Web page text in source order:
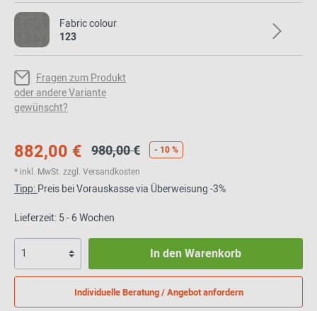
Fabric colour
123
Fragen zum Produkt
oder andere Variante
gewünscht?
882,00 € 980,00 €
- 10 %
* inkl. MwSt. zzgl. Versandkosten
Tipp:Preis bei Vorauskasse via Überweisung -3%
Lieferzeit: 5 - 6 Wochen
In den Warenkorb
Individuelle Beratung / Angebot anfordern